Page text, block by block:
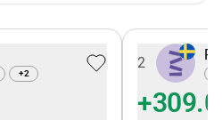
+2
2